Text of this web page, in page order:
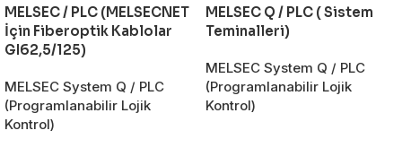
MELSEC / PLC (MELSECNET
İçin Fiberoptik Kablolar
GI62,5/125)
MELSEC System Q / PLC
(Programlanabilir Lojik
Kontrol)
MELSEC Q / PLC ( Sistem
Teminalleri)
MELSEC System Q / PLC
(Programlanabilir Lojik
Kontrol)